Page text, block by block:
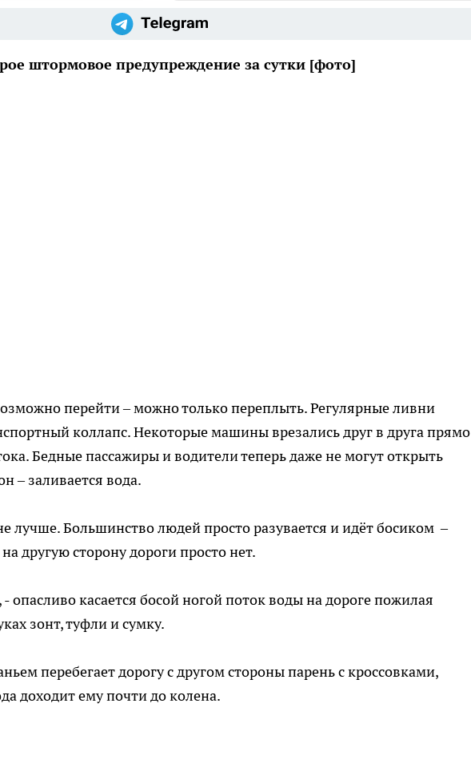
штормовое предупреждение за сутки [фото]
перейти – можно только переплыть. Регулярные ливни
коллапс. Некоторые машины врезались друг в друга прямо
Бедные пассажиры и водители теперь даже не могут открыть
– заливается вода.
лучше. Большинство людей просто разувается и идёт босиком –
другую сторону дороги просто нет.
опасливо касается босой ногой поток воды на дороге пожилая
зонт, туфли и сумку.
перебегает дорогу с другом стороны парень с кроссовками,
доходит ему почти до колена.